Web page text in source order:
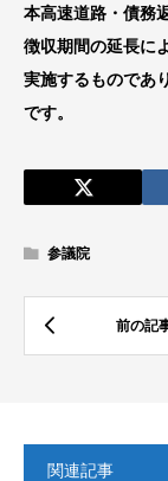
本高速道路・債務
徴収期間の延長に
実施するものであ
です。
参議院
関連記事